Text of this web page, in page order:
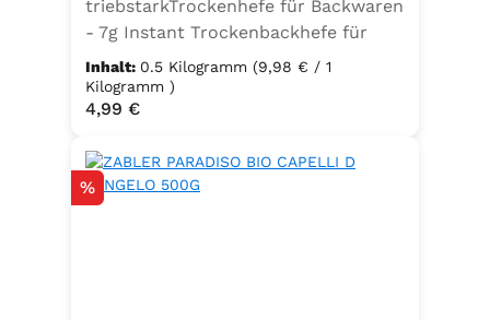
triebstarkTrockenhefe für Backwaren
- 7g Instant Trockenbackhefe für
500g Weizenmehl, entspricht 25g
FrischhefeZutaten: Trockenbackhefe,
Emulgator Sorbitanmonostearat
Inhalt: 0.5 Kilogramm (9,98 € / 1
Kilogramm )
Regulärer Preis:
4,99 €
Rabatt
%